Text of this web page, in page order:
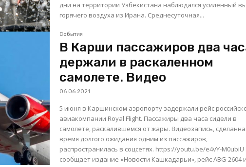
дни на территории Узбекистана наблюдался усиленный
горячего воздуха из Ирана. Среднесуточная...
События
В Карши пассажиров два
держали в раскаленном
самолете. Видео
06.06.2021
5 июня в Каршинском аэропорту задержали рейс
авиакомпании Royal Flight. Пассажиры два часа сидели в
самолете, раскалившемся от жары. Видеозапись, сделанная во
время долгого ожидания одним из пассажиров,
распространилась в соцсетях. https://youtu.be/e4vY-M0ubiU Как
сообщает издание «Новости Кашкадарьи», рейс ABG-2604